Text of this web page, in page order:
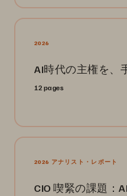
2026
AI時代の主権を、
12 pages
2026 アナリスト・レポート
CIO 喫緊の課題：